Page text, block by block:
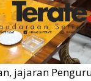
jajaran